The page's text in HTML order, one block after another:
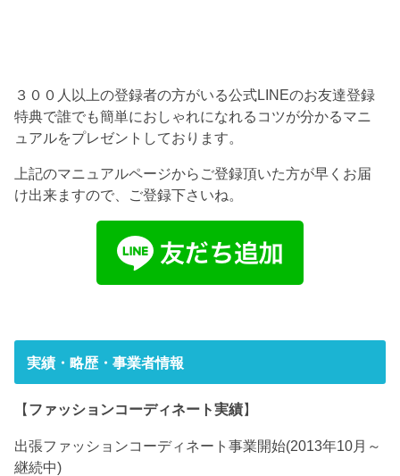
３００人以上の登録者の方がいる公式LINEのお友達登録
特典で誰でも簡単におしゃれになれるコツが分かるマニ
ュアルをプレゼントしております。
上記のマニュアルページからご登録頂いた方が早くお届
け出来ますので、ご登録下さいね。
実績・略歴・事業者情報
【 ファッションコーディネート実績】
出張ファッションコーディネート事業開始(2013年10月～
継続中)